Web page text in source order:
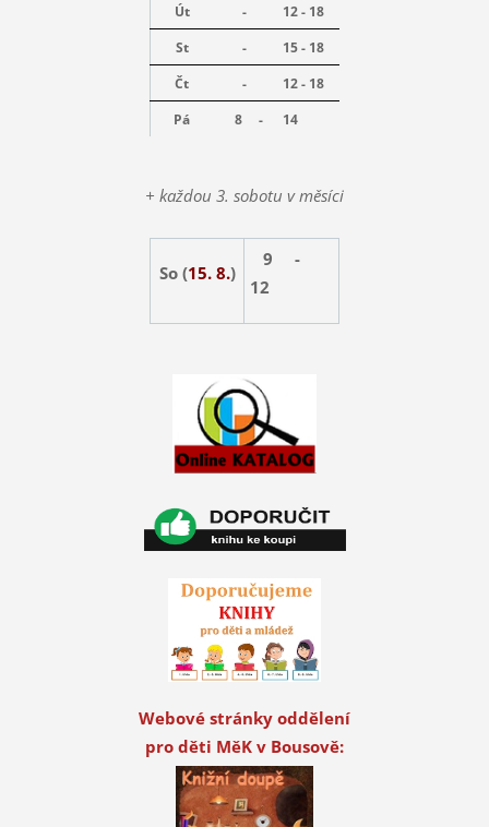
Út
-
12 - 18
St
-
15 - 18
Čt
-
12 - 18
Pá
8 - 14
+ každou 3. sobotu v měsíci
So (15. 8.)
9 -
12
Webové stránky oddělení
pro děti MěK v Bousově: